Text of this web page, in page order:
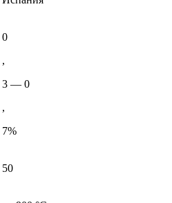
0
,
3 — 0
,
7%
50